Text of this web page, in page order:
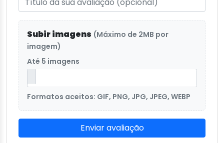
Subir imagens (Máximo de 2MB por
imagem)
Até 5 imagens
Formatos aceitos: GIF, PNG, JPG, JPEG, WEBP
Enviar avaliação